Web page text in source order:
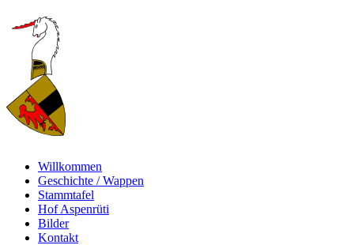
Willkommen
Geschichte / Wappen
Stammtafel
Hof Aspenrüti
Bilder
Kontakt